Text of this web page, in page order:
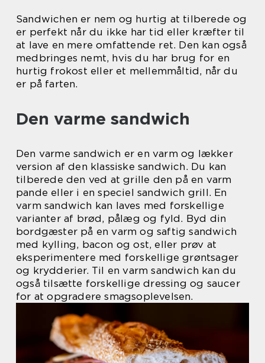
Sandwichen er nem og hurtig at tilberede og
er perfekt når du ikke har tid eller kræfter til
at lave en mere omfattende ret. Den kan også
medbringes nemt, hvis du har brug for en
hurtig frokost eller et mellemmåltid, når du
er på farten.
Den varme sandwich
Den varme sandwich er en varm og lækker
version af den klassiske sandwich. Du kan
tilberede den ved at grille den på en varm
pande eller i en speciel sandwich grill. En
varm sandwich kan laves med forskellige
varianter af brød, pålæg og fyld. Byd din
bordgæster på en varm og saftig sandwich
med kylling, bacon og ost, eller prøv at
eksperimentere med forskellige grøntsager
og krydderier. Til en varm sandwich kan du
også tilsætte forskellige dressing og saucer
for at opgradere smagsoplevelsen.